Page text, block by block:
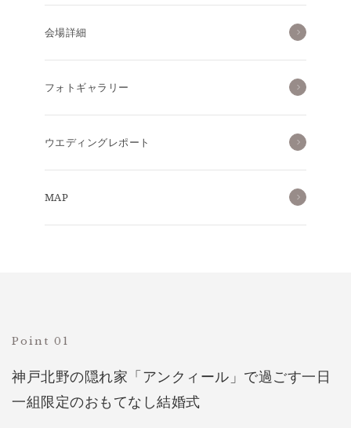
会場詳細
フォトギャラリー
ウエディングレポート
MAP
Point 01
神戸北野の隠れ家「アンクィール」で過ごす一日
一組限定のおもてなし結婚式